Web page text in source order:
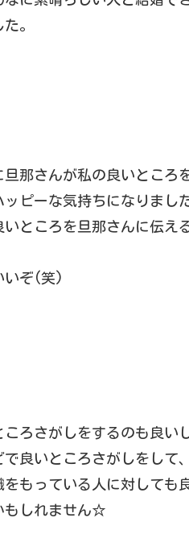
。
那さんが私の良いところ
ピーな気持ちになりまし
ところを旦那さんに伝え
いぞ(笑)
ろさがしをするのも良いし
良いところさがしをして
もっている人に対しても
もしれません☆